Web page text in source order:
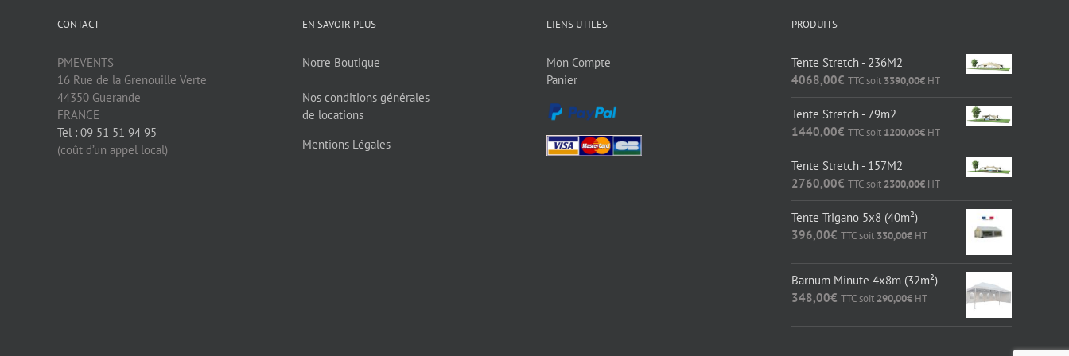
CONTACT
PMEVENTS
16 Rue de la Grenouille Verte
44350 Guerande
FRANCE
Tel : 09 51 51 94 95
(coût d’un appel local)
EN SAVOIR PLUS
Notre Boutique
Nos conditions générales
de locations
Mentions Légales
LIENS UTILES
Mon Compte
Panier
PRODUITS
Tente Stretch - 236M2
4068,00€ TTC soit 3390,00€HT
Tente Stretch - 79m2
1440,00€ TTC soit 1200,00€HT
Tente Stretch - 157M2
2760,00€ TTC soit 2300,00€HT
Tente Trigano 5x8 (40m²)
396,00€ TTC soit 330,00€HT
Barnum Minute 4x8m (32m²)
348,00€ TTC soit 290,00€HT